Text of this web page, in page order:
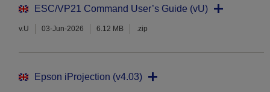
ESC/VP21 Command User’s Guide (vU)
v.U 03-Jun-2026 6.12 MB .zip
Epson iProjection (v4.03)